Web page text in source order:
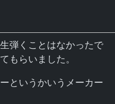
弾くことはなかったで
もらいました。
というかいうメーカー